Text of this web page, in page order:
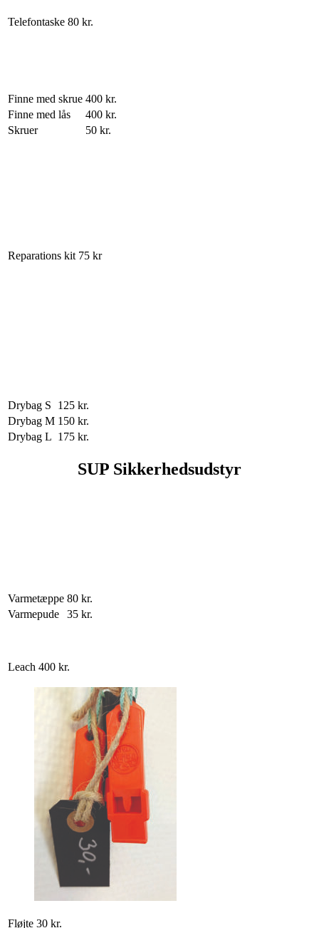
Telefontaske 80 kr.
Finne med skrue 400 kr.
Finne med lås
400 kr.
Skruer
50 kr.
Reparations kit 75 kr
Drybag S
125 kr.
Drybag M 150 kr.
Drybag L 175 kr.
SUP Sikkerhedsudstyr
Varmetæppe 80 kr.
Varmepude
35 kr.
Leach 400 kr.
Fløjte 30 kr.